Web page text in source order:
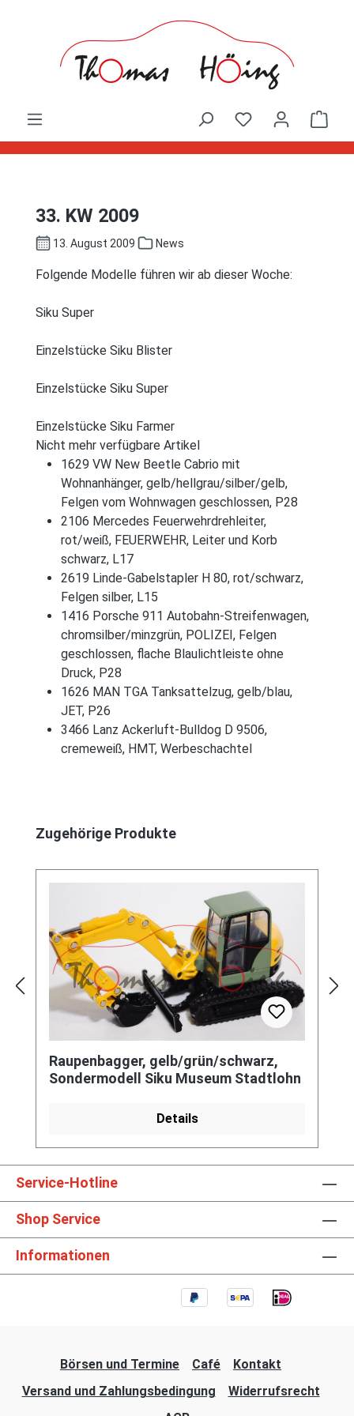
33. KW 2009
13. August 2009 News
Folgende Modelle führen wir ab dieser Woche:
Siku Super
Einzelstücke Siku Blister
Einzelstücke Siku Super
Einzelstücke Siku Farmer
Nicht mehr verfügbare Artikel
1629 VW New Beetle Cabrio mit
Wohnanhänger, gelb/hellgrau/silber/gelb,
Felgen vom Wohnwagen geschlossen, P28
2106 Mercedes Feuerwehrdrehleiter,
rot/weiß, FEUERWEHR, Leiter und Korb
schwarz, L17
2619 Linde-Gabelstapler H 80, rot/schwarz,
Felgen silber, L15
1416 Porsche 911 Autobahn-Streifenwagen,
chromsilber/minzgrün, POLIZEI, Felgen
geschlossen, flache Blaulichtleiste ohne
Druck, P28
1626 MAN TGA Tanksattelzug, gelb/blau,
JET, P26
3466 Lanz Ackerluft-Bulldog D 9506,
cremeweiß, HMT, Werbeschachtel
Produktgalerie überspringen
Zugehörige Produkte
Raupenbagger, gelb/grün/schwarz,
Sondermodell Siku Museum Stadtlohn
Details
Service-Hotline
Shop Service
Informationen
Börsen und Termine Café
Kontakt
Versand und Zahlungsbedingung
Widerrufsrecht